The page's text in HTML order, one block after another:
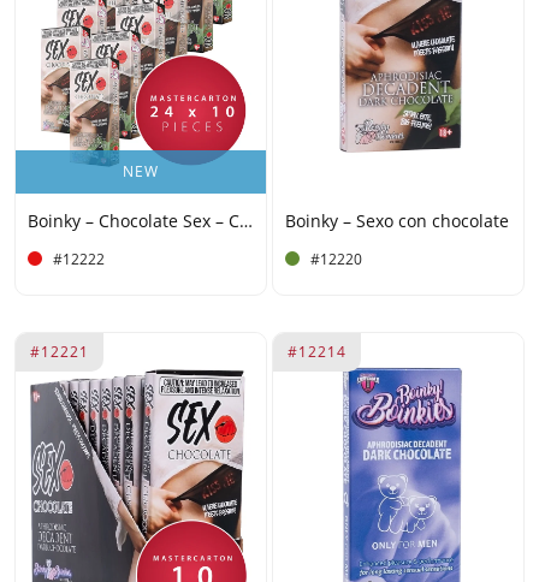
NEW
Boinky – Chocolate Sex – Caja grande de 24 x 10
#12222
Boinky – Sexo con chocolate
#12220
#12221 #12214